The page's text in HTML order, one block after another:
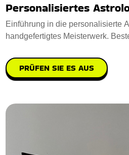
Personalisiertes
Einführung in die personalisierte
handgefertigtes Meisterwerk.
PRÜFEN SIE ES AUS